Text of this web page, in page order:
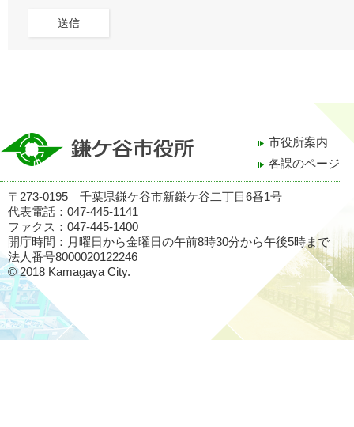
市役所案内
各課のページ
〒273-0195 千葉県鎌ケ谷市新鎌ケ谷二丁目6番1号
代表電話：047-445-1141
ファクス：047-445-1400
開庁時間：月曜日から金曜日の午前8時30分から午後5時まで
法人番号8000020122246
© 2018 Kamagaya City.